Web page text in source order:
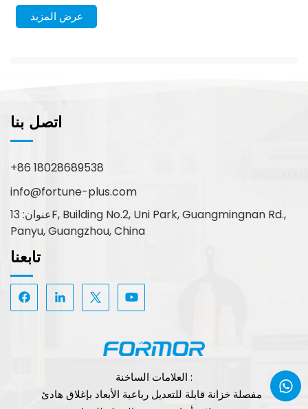
عرض المزيد
اتصل بنا
+86 18028689538
info@fortune-plus.com
عنوان: 13F, Building No.2, Uni Park, Guangmingnan Rd.,
Panyu, Guangzhou, China
تابعنا
العلامات الساخنة :
مفصلة خزانة قابلة للتعديل رباعية الأبعاد بإغلاق هادئ